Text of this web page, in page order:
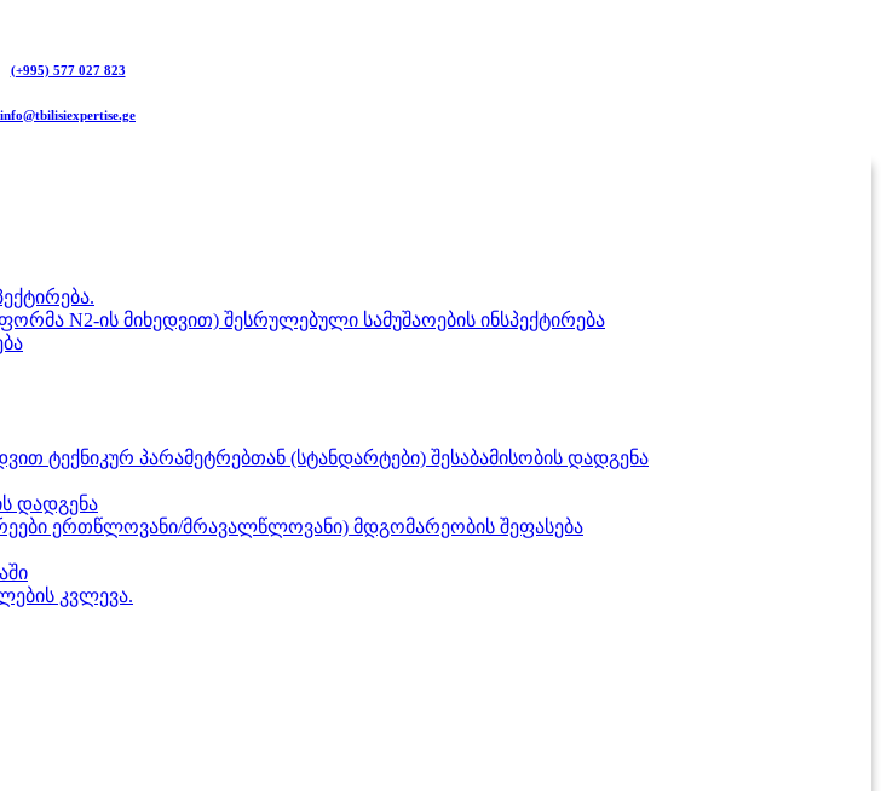
(+995) 577 027 823
info@tbilisiexpertise.ge
N2-ის მიხედვით) შესრულებული სამუშაოების ინსპექტირება
ტექნიკურ პარამეტრებთან (სტანდარტები) შესაბამისობის დადგენა
დადგენა
ერთწლოვანი/მრავალწლოვანი) მდგომარეობის შეფასება
კვლევა.